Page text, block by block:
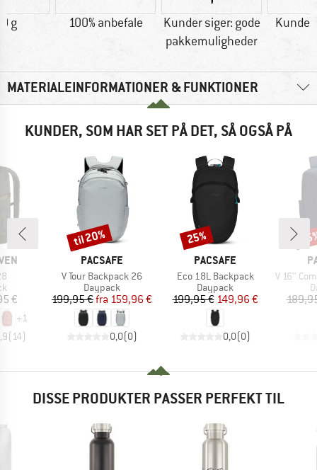
g 100% anbefale
Kunder siger: gode
pakkemuligheder
Kunder
MATERIALEINFORMATIONER & FUNKTIONER
KUNDER, SOM HAR SET PÅ DET, SÅ OGSÅ PÅ
€
+1
( 14)
MÆRKE
PACSAFE
Artikel
V Tour Backpack 26
Produktgruppe
Daypack
Pris
199,95 € Nedsat pris
fra 159,96 €
0,0(0)
Rabat
til 20%
MÆRKE
PACSAFE
Artikel
Eco 18L Backpack
Produktgruppe
Daypack
Pris
199,95 €Nedsat pris
149,96 €
0,0(0)
Rabat
25%
Artikel
V 16''
DISSE PRODUKTER PASSER PERFEKT TIL